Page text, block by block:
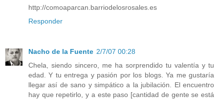
http://comoaparcan.barriodelosrosales.es
Responder
Nacho de la Fuente 2/7/07 00:28
Chela, siendo sincero, me ha sorprendido tu valentía y tu
edad. Y tu entrega y pasión por los blogs. Ya me gustaría
llegar así de sano y simpático a la jubilación. El encuentro
hay que repetirlo, y a este paso [cantidad de gente se está